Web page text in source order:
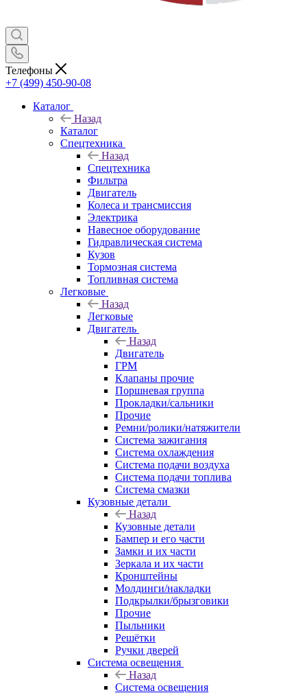
Телефоны
+7 (499) 450-90-08
Каталог
Назад
Каталог
Спецтехника
Назад
Спецтехника
Фильтра
Двигатель
Колеса и трансмиссия
Электрика
Навесное оборудование
Гидравлическая система
Кузов
Тормозная система
Топливная система
Легковые
Назад
Легковые
Двигатель
Назад
Двигатель
ГРМ
Клапаны прочие
Поршневая группа
Прокладки/сальники
Прочие
Ремни/ролики/натяжители
Система зажигания
Система охлаждения
Система подачи воздуха
Система подачи топлива
Система смазки
Кузовные детали
Назад
Кузовные детали
Бампер и его части
Замки и их части
Зеркала и их части
Кронштейны
Молдинги/накладки
Подкрылки/брызговики
Прочие
Пыльники
Решётки
Ручки дверей
Система освещения
Назад
Система освещения